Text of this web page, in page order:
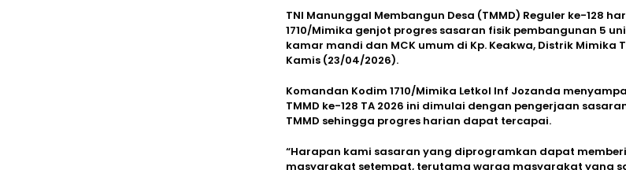
TNI Manunggal Membangun Desa (TMMD) Reguler ke-128
1710/Mimika genjot progres sasaran fisik pembangunan 5
kamar mandi dan MCK umum di Kp. Keakwa, Distrik Mimika
Kamis (23/04/2026).
Komandan Kodim 1710/Mimika Letkol Inf Jozanda
TMMD ke-128 TA 2026 ini dimulai dengan pengerjaan
TMMD sehingga progres harian dapat tercapai.
“Harapan kami sasaran yang diprogramkan dapat
masyarakat setempat, terutama warga masyarakat yang